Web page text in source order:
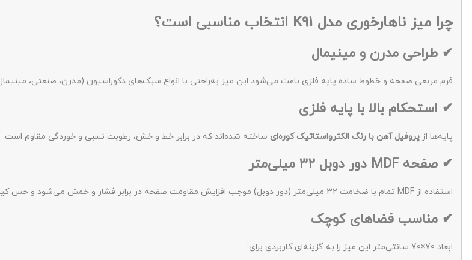
چرا میز ناهارخوری مدل K91 انتخاب مناسبی است؟
✔ طراحی مدرن و مینیمال
فرم مربعی صفحه و خطوط ساده پایه فلزی باعث می‌شود این میز به‌راحتی با انواع سبک‌های دکوراسیون (مدرن، صنعتی،
✔ استحکام بالا با پایه فلزی
پایه‌ها از پروفیل آهن با رنگ الکترواستاتیک کوره‌ای ساخته شده‌اند که در برابر خط و خش، رطوبت نسبی و خوردگی مقاوم
✔ صفحه MDF دور دوبل 32 میلی‌متر
استفاده از MDF تمام با ضخامت 32 میلی‌متر (دور دوبل) موجب افزایش مقاومت صفحه در برابر فشار و خمش می‌شود و حس کیفیت بالاتری نسبت به صفحات نازک‌تر ایجاد می‌کند.
✔ مناسب فضاهای کوچک
ابعاد 70×70 سانتی‌متر این میز را به گزینه‌ای کاربردی برای: